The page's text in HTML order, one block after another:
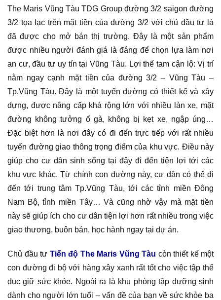
The Maris Vũng Tàu TDG Group đường 3/2 saigon đường
3/2 tọa lạc trên mặt tiền của đường 3/2 với chủ đầu tư là
đã được cho mở bán thị trường. Đây là một sản phẩm
được nhiều người đánh giá là đáng để chọn lựa làm nơi
an cư, đầu tư uy tín tại Vũng Tàu. Lợi thế tam cận lộ: Vị trí
nằm ngay cạnh mặt tiền của đường 3/2 – Vũng Tàu –
Tp.Vũng Tàu. Đây là một tuyến đường có thiết kế và xây
dựng, được nâng cấp khá rộng lớn với nhiều làn xe, mặt
đường không tưởng ổ gà, không bị kẹt xe, ngập úng…
Đặc biệt hơn là nơi đây có đi đến trực tiếp với rất nhiều
tuyến đường giao thông trọng điểm của khu vực. Điều này
giúp cho cư dân sinh sống tại đây đi đến tiện lợi tới các
khu vực khác. Từ chính con đường này, cư dân có thể đi
đến tới trung tâm Tp.Vũng Tàu, tới các tỉnh miền Đông
Nam Bộ, tỉnh miền Tây… Và cũng nhờ vậy mà mặt tiền
này sẽ giúp ích cho cư dân tiện lợi hơn rất nhiều trong việc
giao thương, buôn bán, học hành ngay tại dự án.
Chủ đầu tư Tiến độ The Maris Vũng Tàu còn thiết kế một
con đường đi bộ với hàng xây xanh rất tốt cho việc tập thể
dục giữ sức khỏe. Ngoài ra là khu phòng tập dưỡng sinh
dành cho người lớn tuổi – vấn đề của bạn về sức khỏe ba